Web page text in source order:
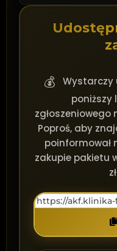
💰
Wystarczy
poniższy
zgłoszeniowego
Poproś, aby
poinformował
zakupie pakietu